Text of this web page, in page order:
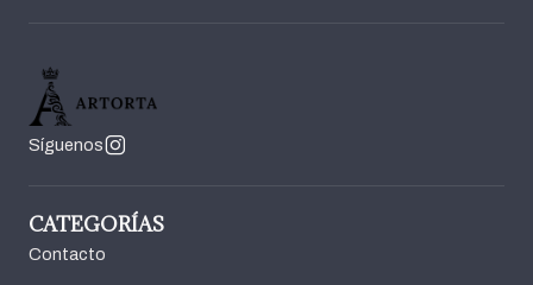
Síguenos
CATEGORÍAS
Contacto